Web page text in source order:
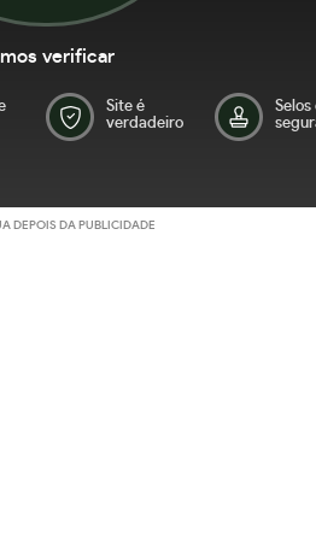
verificar
Site é
verdadeiro
Selos
DEPOIS DA PUBLICIDADE